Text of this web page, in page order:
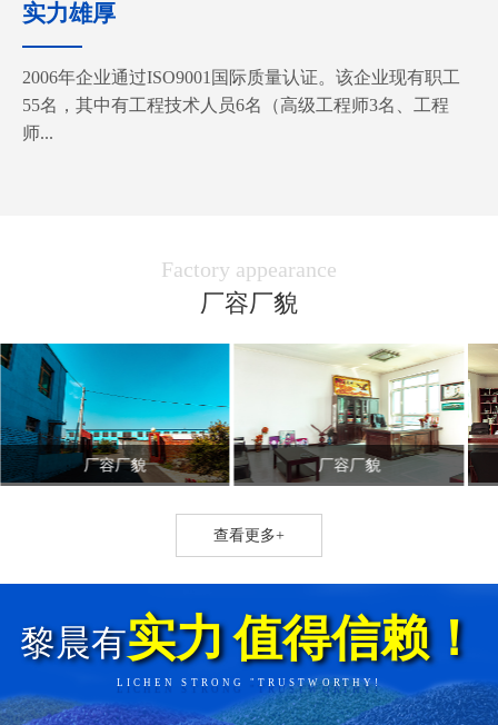
实力雄厚
2006年企业通过ISO9001国际质量认证。该企业现有职工
55名，其中有工程技术人员6名（高级工程师3名、工程
师...
Factory appearance
厂容厂貌
厂容厂貌 厂容厂貌
查看更多+
黎晨有实力值得信赖！
LICHEN STRONG "TRUSTWORTHY!